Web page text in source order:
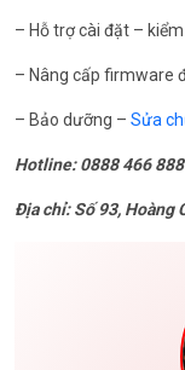
– Hỗ trợ cài đặt –
– Nâng cấp firmware
– Bảo dưỡng – Sửa
Hotline: 0888 466 888
Địa chỉ: Số 93, Hoàng